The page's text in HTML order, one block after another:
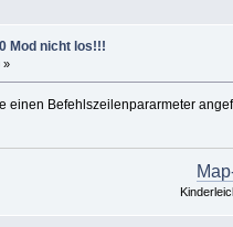
Mod nicht los!!!
»
einen Befehlszeilenpararmeter